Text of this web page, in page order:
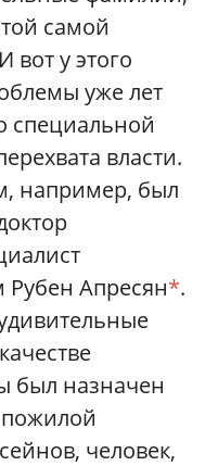
самой
вот у этого
уже лет
специальной
власти.
например, был
Рубен Апресян*.
был назначен
человек,